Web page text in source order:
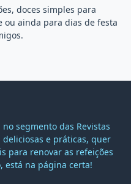
doces simples para
ou ainda para dias de festa
segmento das Revistas
e práticas, quer
para renovar as refeições
está na página certa!